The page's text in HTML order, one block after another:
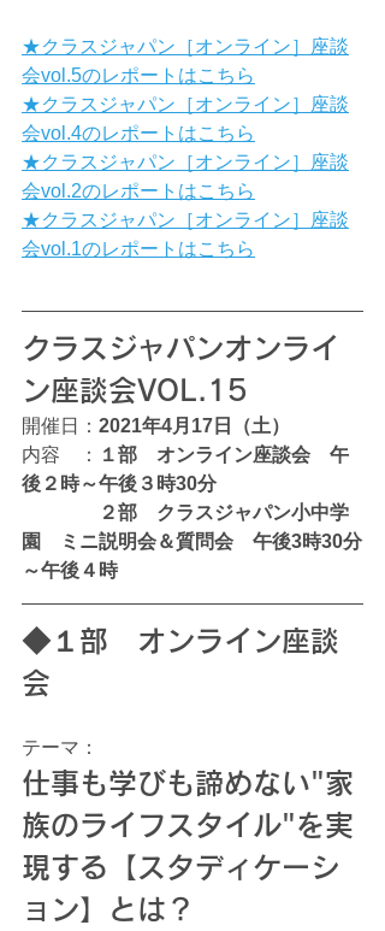
★クラスジャパン［オンライン］座談
会vol.5のレポートはこちら
★クラスジャパン［オンライン］座談
会vol.4のレポートはこちら
★クラスジャパン［オンライン］座談
会vol.2のレポートはこちら
★クラスジャパン［オンライン］座談
会vol.1のレポートはこちら
クラスジャパンオンライ
ン座談会VOL.15
開催日： 2021年4月17日（土）
内容　：
１部　オンライン座談会　午
後２時～午後３時30分
２部　クラスジャパン小中学
園　ミニ説明会＆質問会　午後3時30分
～午後４時
◆１部　オンライン座談
会
テーマ：
仕事も学びも諦めない"家
族のライフスタイル"を実
現する【スタディケーシ
ョン】とは？